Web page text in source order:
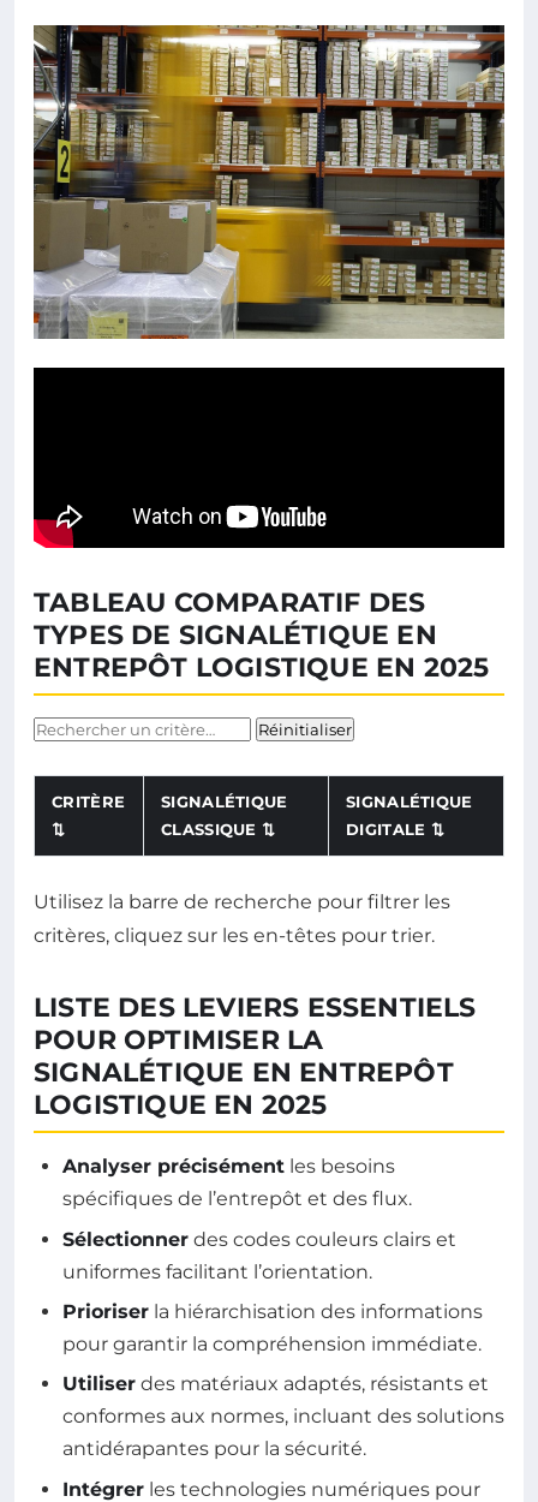
TABLEAU COMPARATIF DES
TYPES DE SIGNALÉTIQUE EN
ENTREPÔT LOGISTIQUE EN 2025
Filtrer par critère Réinitialiser
CRITÈRE
⇅
SIGNALÉTIQUE
CLASSIQUE⇅
SIGNALÉTIQUE
DIGITALE ⇅
Utilisez la barre de recherche pour filtrer les
critères, cliquez sur les en-têtes pour trier.
LISTE DES LEVIERS ESSENTIELS
POUR OPTIMISER LA
SIGNALÉTIQUE EN ENTREPÔT
LOGISTIQUE EN 2025
Analyser précisément les besoins
spécifiques de l’entrepôt et des flux.
Sélectionner des codes couleurs clairs et
uniformes facilitant l’orientation.
Prioriser la hiérarchisation des informations
pour garantir la compréhension immédiate.
Utiliser des matériaux adaptés, résistants et
conformes aux normes, incluant des solutions
antidérapantes pour la sécurité.
Intégrer les technologies numériques pour